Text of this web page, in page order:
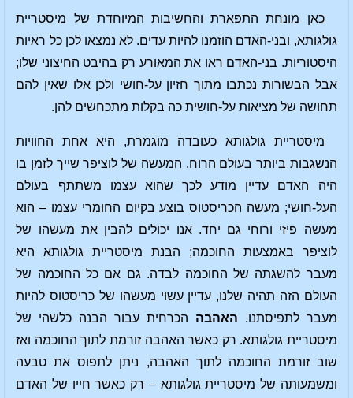
כאן מונחת התפארת והחשיבות המיוחדת של מיסטריית
גולגותא, ובני-האדם הוזמנו להיות עדים. לא נמצאו לכן כל ראיות
היסטוריות. בני-האדם ראו את המאורע רק בהיבט החיצוני שלו;
אבל הבשורות נכתבו מתוך חזיון על-חושי ולכן אלו שאין להם
תחושה של מציאות על-חושית כה בקלות מתכחשים להן.
מיסטריית גולגותא כעובדה מוגמרת, היא אחת החוויות
הנשגבות ביותר בעולם הרוח. המעשה של לוציפר שייך לזמן בו
היה האדם עדיין מודע לכך שהוא עצמו משתתף בעולם
העל-חושי; מעשה הכריסטוס בוצע בקיום החומרי עצמו – הוא
מעשה פיזי ורוחי גם יחד. אנו יכולים להבין את מעשהו של
לוציפר באמצעות החוכמה; הבנת מיסטריית גולגותא היא
מעבר להשגתה של החוכמה לבדה. גם אם כל החוכמה של
העולם הזה תהיה שלנו, עדיין עשוי מעשהו של כריסטוס להיות
מעבר לתפיסתנו. האהבה הכרחית עבור הבנה כלשהי של
מיסטריית גולגותא. רק כאשר האהבה זורמת לתוך החוכמה ואז
שוב זורמת החוכמה לתוך האהבה, ניתן לתפוס את טבעה
ומשמעותה של מיסטריית גולגותא – רק כאשר חייו של האדם